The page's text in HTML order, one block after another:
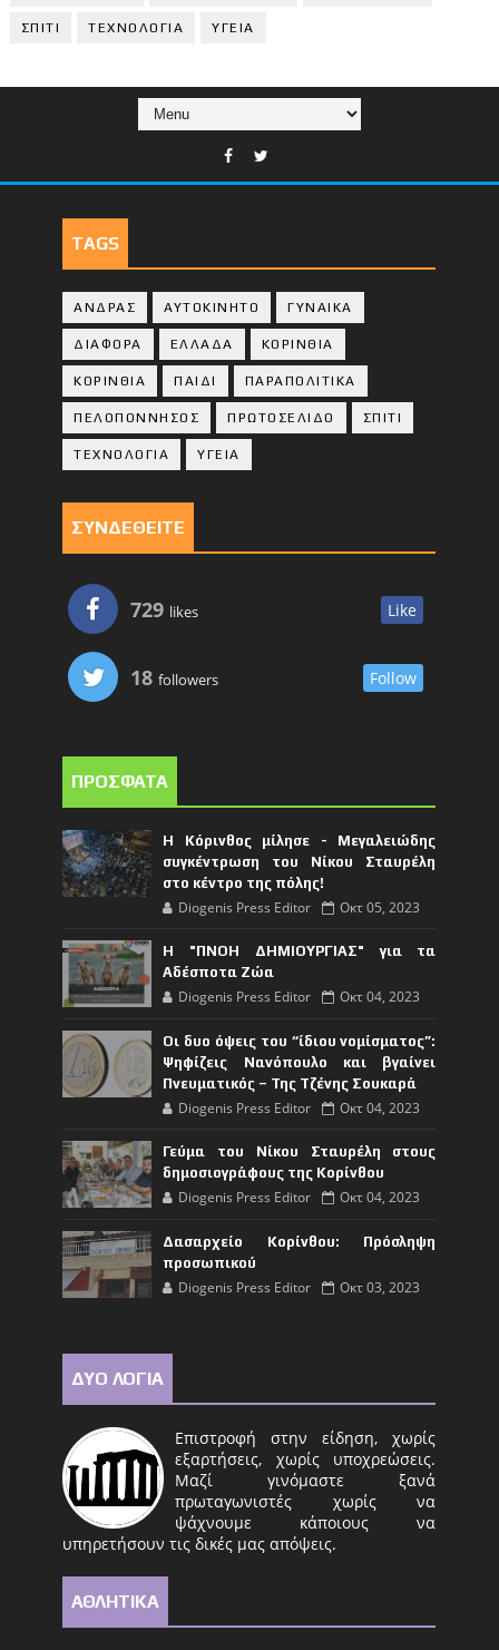
ΣΠΙΤΙ ΤΕΧΝΟΛΟΓΙΑ ΥΓΕΙΑ
TAGS
ΑΝΔΡΑΣ ΑΥΤΟΚΙΝΗΤΟ ΓΥΝΑΙΚΑ
ΔΙΑΦΟΡΑ ΕΛΛΑΔΑ ΚΟΡΙΝΘΙΑ
ΚΟΡΙΝΘΙA ΠΑΙΔΙ ΠΑΡΑΠΟΛΙΤΙΚΑ
ΠΕΛΟΠΟΝΝΗΣΟΣ ΠΡΩΤΟΣΕΛΙΔΟ ΣΠΙΤΙ
ΤΕΧΝΟΛΟΓΙΑ ΥΓΕΙΑ
ΣΥΝΔΕΘΕΙΤΕ
729 likes Like
18 followers Follow
ΠΡΟΣΦΑΤΑ
Η Κόρινθος μίλησε - Μεγαλειώδης
συγκέντρωση του Νίκου Σταυρέλη
στο κέντρο της πόλης!
Diogenis Press Editor Οκτ 05, 2023
Η "ΠΝΟΗ ΔΗΜΙΟΥΡΓΙΑΣ" για τα
Αδέσποτα Ζώα
Diogenis Press Editor Οκτ 04, 2023
Οι δυο όψεις του “ίδιου νομίσματος”:
Ψηφίζεις Νανόπουλο και βγαίνει
Πνευματικός – Της Τζένης Σουκαρά
Diogenis Press Editor Οκτ 04, 2023
Γεύμα του Νίκου Σταυρέλη στους
δημοσιογράφους της Κορίνθου
Diogenis Press Editor Οκτ 04, 2023
Δασαρχείο Κορίνθου: Πρόσληψη
προσωπικού
Diogenis Press Editor Οκτ 03, 2023
ΔΥΟ ΛΟΓΙΑ
Επιστροφή στην είδηση, χωρίς
εξαρτήσεις, χωρίς υποχρεώσεις.
Μαζί γινόμαστε ξανά
πρωταγωνιστές χωρίς να
ψάχνουμε κάποιους να
υπηρετήσουν τις δικές μας απόψεις.
ΑΘΛΗΤΙΚΑ